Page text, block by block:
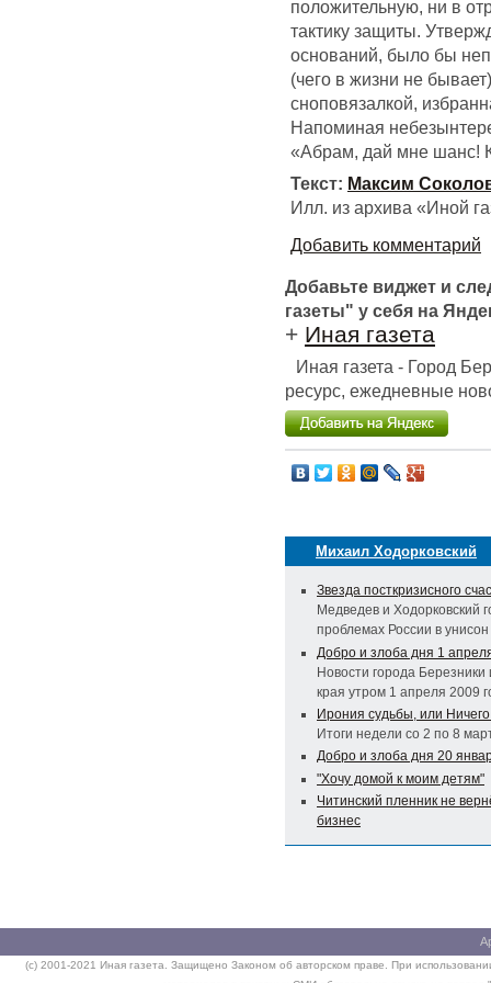
положительную, ни в
тактику защиты.
оснований, было бы
(чего в жизни не
сноповязалкой,
Напоминая
«Абрам, дай мне шанс!
Текст: Максим
Илл. из архива «Иной
Добавить комментарий
Добавьте виджет и
газеты" у себя на
+ Иная газета
Иная газета - Город
ресурс, ежедневные
Михаил Ходорковский
Звезда посткризисного
Медведев и Ходорковский
проблемах России в унисон
Добро и злоба дня 1
Новости города Березники
края утром 1 апреля 2009
Ирония судьбы, или Ничего
Итоги недели со 2 по 8
Добро и злоба дня 20
"Хочу домой к моим детям"
Читинский пленник не
бизнес
(c) 2001-2021 Иная газета. Защищено Законом об авторском праве. При